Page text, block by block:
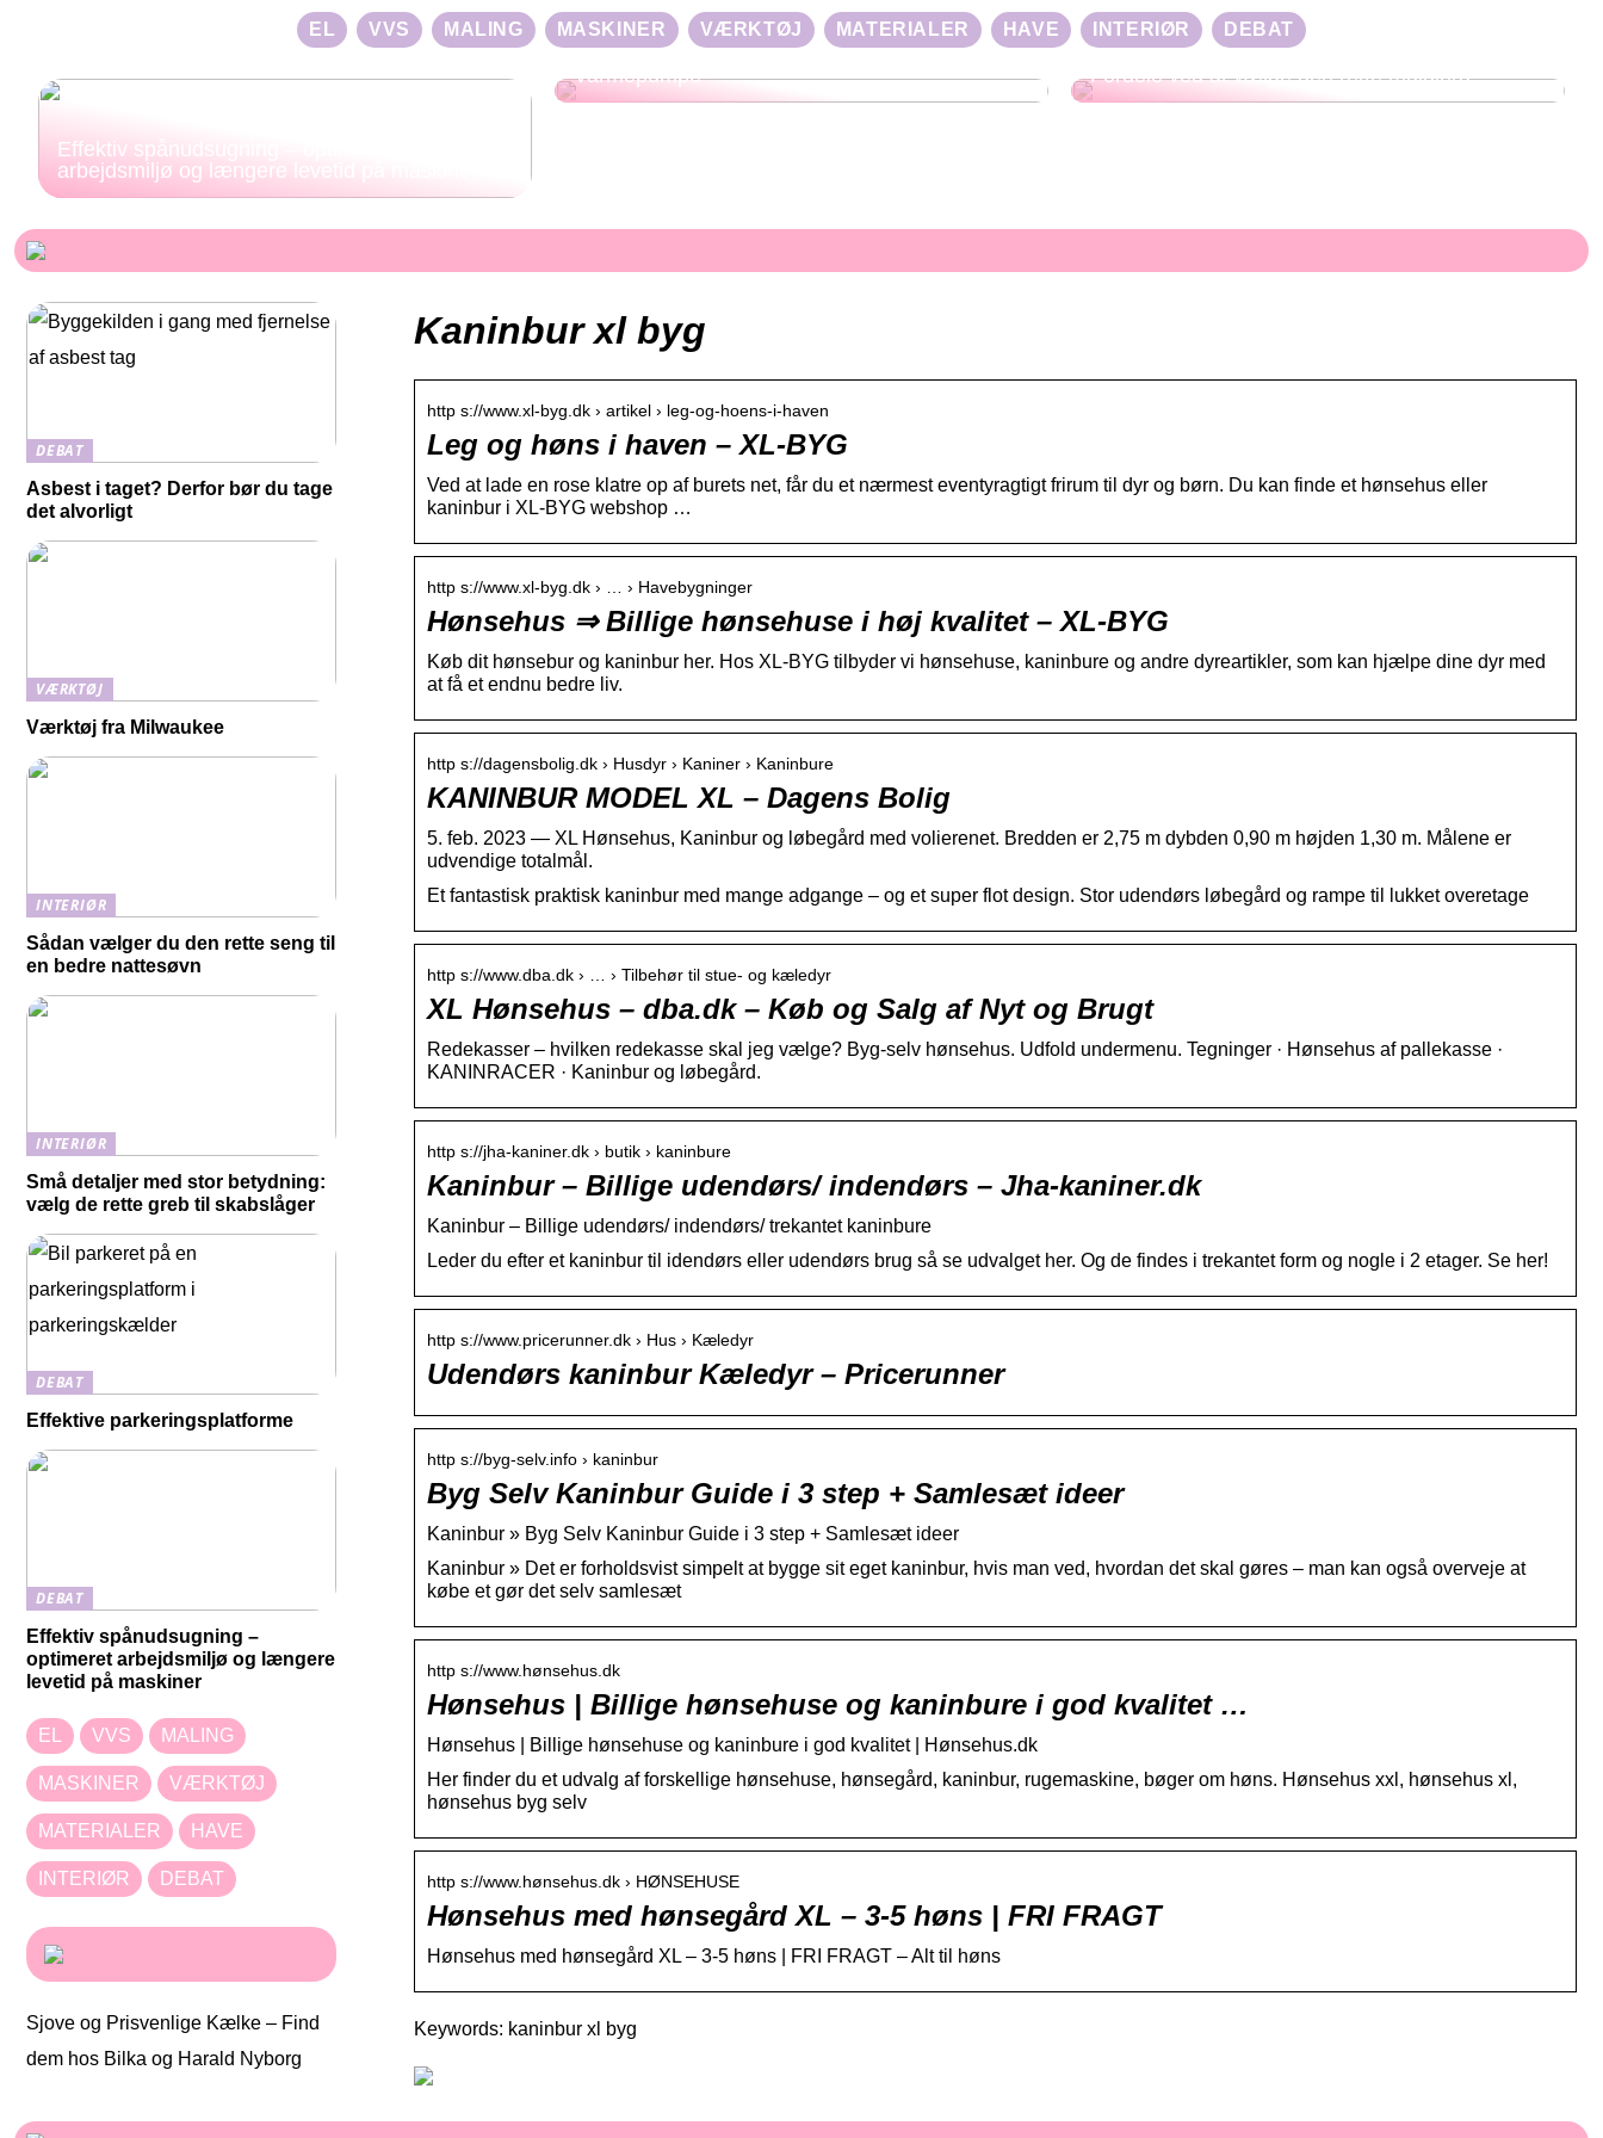
EL VVS MALING MASKINER VÆRKTØJ MATERIALER HAVE INTERIØR DEBAT
Effektiv spånudsugning – optimeret
arbejdsmiljø og længere levetid på maskiner
Effektiv Opvarmning med Luft til Luft
Varmepumpe
Fordele ved at vælge den rette muldjord
Kaninbur xl byg
http s://www.xl-byg.dk › artikel › leg-og-hoens-i-haven
Leg og høns i haven – XL-BYG
Ved at lade en rose klatre op af burets net, får du et nærmest eventyragtigt frirum til dyr og børn. Du kan finde et hønsehus eller
kaninbur i XL-BYG webshop …
http s://www.xl-byg.dk › … › Havebygninger
Hønsehus ⇒ Billige hønsehuse i høj kvalitet – XL-BYG
Køb dit hønsebur og kaninbur her. Hos XL-BYG tilbyder vi hønsehuse, kaninbure og andre dyreartikler, som kan hjælpe dine dyr med
at få et endnu bedre liv.
http s://dagensbolig.dk › Husdyr › Kaniner › Kaninbure
KANINBUR MODEL XL – Dagens Bolig
5. feb. 2023 — XL Hønsehus, Kaninbur og løbegård med volierenet. Bredden er 2,75 m dybden 0,90 m højden 1,30 m. Målene er
udvendige totalmål.
Et fantastisk praktisk kaninbur med mange adgange – og et super flot design. Stor udendørs løbegård og rampe til lukket overetage
http s://www.dba.dk › … › Tilbehør til stue- og kæledyr
XL Hønsehus – dba.dk – Køb og Salg af Nyt og Brugt
Redekasser – hvilken redekasse skal jeg vælge? Byg-selv hønsehus. Udfold undermenu. Tegninger · Hønsehus af pallekasse ·
KANINRACER · Kaninbur og løbegård.
http s://jha-kaniner.dk › butik › kaninbure
Kaninbur – Billige udendørs/ indendørs – Jha-kaniner.dk
Kaninbur – Billige udendørs/ indendørs/ trekantet kaninbure
Leder du efter et kaninbur til idendørs eller udendørs brug så se udvalget her. Og de findes i trekantet form og nogle i 2 etager. Se her!
http s://www.pricerunner.dk › Hus › Kæledyr
Udendørs kaninbur Kæledyr – Pricerunner
http s://byg-selv.info › kaninbur
Byg Selv Kaninbur Guide i 3 step + Samlesæt ideer
Kaninbur » Byg Selv Kaninbur Guide i 3 step + Samlesæt ideer
Kaninbur » Det er forholdsvist simpelt at bygge sit eget kaninbur, hvis man ved, hvordan det skal gøres – man kan også overveje at
købe et gør det selv samlesæt
http s://www.hønsehus.dk
Hønsehus | Billige hønsehuse og kaninbure i god kvalitet …
Hønsehus | Billige hønsehuse og kaninbure i god kvalitet | Hønsehus.dk
Her finder du et udvalg af forskellige hønsehuse, hønsegård, kaninbur, rugemaskine, bøger om høns. Hønsehus xxl, hønsehus xl,
hønsehus byg selv
http s://www.hønsehus.dk › HØNSEHUSE
Hønsehus med hønsegård XL – 3-5 høns | FRI FRAGT
Hønsehus med hønsegård XL – 3-5 høns | FRI FRAGT – Alt til høns
Keywords: kaninbur xl byg
DEBAT
Asbest i taget? Derfor bør du tage
det alvorligt
VÆRKTØJ
Værktøj fra Milwaukee
INTERIØR
Sådan vælger du den rette seng til
en bedre nattesøvn
INTERIØR
Små detaljer med stor betydning:
vælg de rette greb til skabslåger
DEBAT
Effektive parkeringsplatforme
DEBAT
Effektiv spånudsugning –
optimeret arbejdsmiljø og længere
levetid på maskiner
EL VVS MALING
MASKINER VÆRKTØJ
MATERIALER HAVE
INTERIØR DEBAT
Sjove og Prisvenlige Kælke – Find
dem hos Bilka og Harald Nyborg